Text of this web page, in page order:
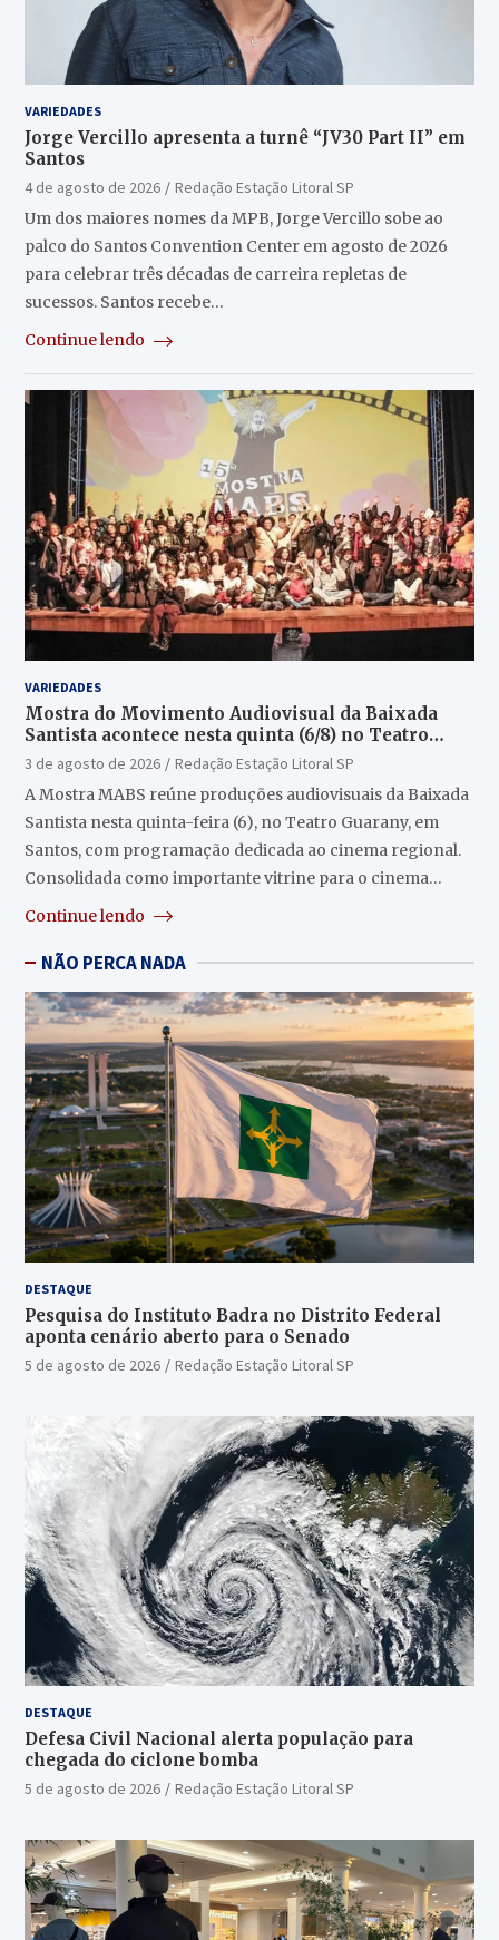
VARIEDADES
Jorge Vercillo apresenta a turnê “JV30 Part II” em
Santos
4 de agosto de 2026
Redação Estação Litoral SP
Um dos maiores nomes da MPB, Jorge Vercillo sobe ao
palco do Santos Convention Center em agosto de 2026
para celebrar três décadas de carreira repletas de
sucessos. Santos recebe…
Continue lendo
VARIEDADES
Mostra do Movimento Audiovisual da Baixada
Santista acontece nesta quinta (6/8) no Teatro
Guarany
3 de agosto de 2026
Redação Estação Litoral SP
A Mostra MABS reúne produções audiovisuais da Baixada
Santista nesta quinta-feira (6), no Teatro Guarany, em
Santos, com programação dedicada ao cinema regional.
Consolidada como importante vitrine para o cinema…
Continue lendo
NÃO PERCA NADA
DESTAQUE
Pesquisa do Instituto Badra no Distrito Federal
aponta cenário aberto para o Senado
5 de agosto de 2026 Redação Estação Litoral SP
DESTAQUE
Defesa Civil Nacional alerta população para
chegada do ciclone bomba
5 de agosto de 2026 Redação Estação Litoral SP